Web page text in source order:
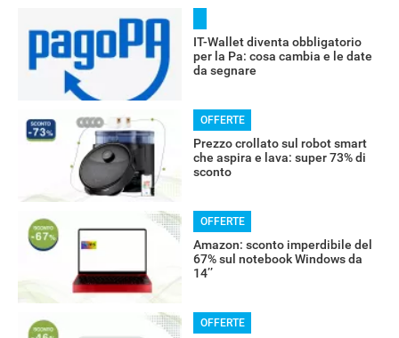
RECENSIONI
IT-Wallet diventa obbligatorio
per la Pa: cosa cambia e le date
da segnare
OFFERTE
Prezzo crollato sul robot smart
che aspira e lava: super 73% di
sconto
OFFERTE
Amazon: sconto imperdibile del
67% sul notebook Windows da
14’’
OFFERTE